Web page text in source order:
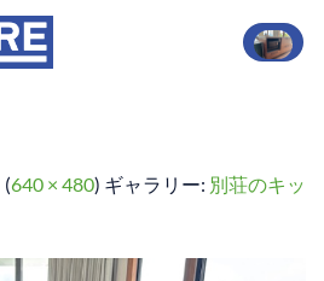
(640 × 480) ギャラリー: 別荘のキッ